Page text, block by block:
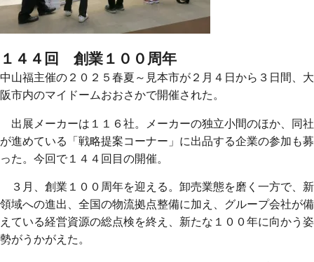
１４４回 創業１００周年
中山福主催の２０２５春夏～見本市が２月４日から３日間、大
阪市内のマイドームおおさかで開催された。
出展メーカーは１１６社。メーカーの独立小間のほか、同社
が進めている「戦略提案コーナー」に出品する企業の参加も募
った。今回で１４４回目の開催。
３月、創業１００周年を迎える。卸売業態を磨く一方で、新
領域への進出、全国の物流拠点整備に加え、グループ会社が備
えている経営資源の総点検を終え、新たな１００年に向かう姿
勢がうかがえた。